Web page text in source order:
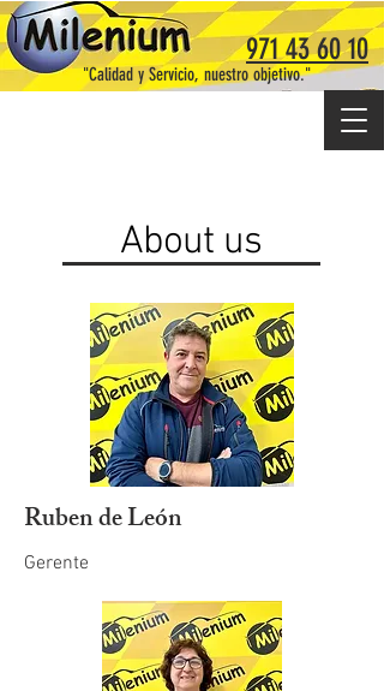
"Calidad y Servicio, nuestro objetivo."
971 43 60 10
About us
Ruben de León
Gerente